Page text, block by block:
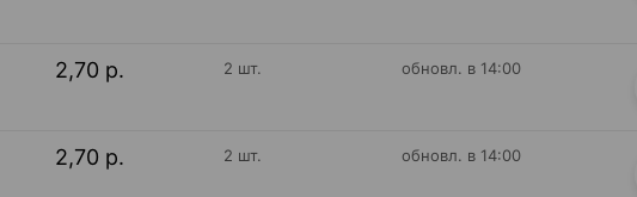
2,70 р. 2 шт. обновл. в 14:00
2,70 р. 2 шт. обновл. в 14:00